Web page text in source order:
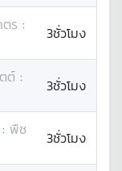
ตร :
3ชั่วโมง
ต์ :
3ชั่วโมง
: พืช
3ชั่วโมง